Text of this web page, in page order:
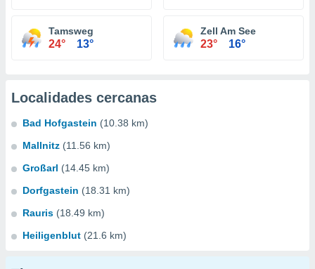
Tamsweg
24° 13°
Zell Am See
23° 16°
Localidades cercanas
Bad Hofgastein (10.38 km)
Mallnitz (11.56 km)
Großarl (14.45 km)
Dorfgastein (18.31 km)
Rauris (18.49 km)
Heiligenblut (21.6 km)